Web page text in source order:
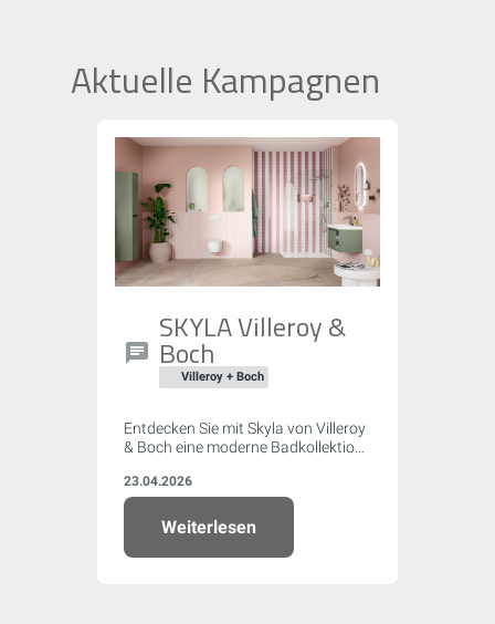
Aktuelle Kampagnen
Villeroy + Boch
SKYLA Villeroy &
Boch
Entdecken Sie mit Skyla von Villeroy
& Boch eine moderne Badkollektion,
Kanten und asymmetrischer
Formensprache überzeugt. Flexible
Farb- und Größenoptionen,
nachhaltige WC-Technologie
23.04.2026
Weiterlesen